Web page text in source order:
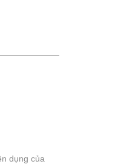
dụng của